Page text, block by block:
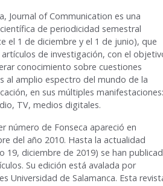
Journal of Communication es una
de periodicidad semestral
el 1 de diciembre y el 1 de junio), que
de investigación, con el
conocimiento sobre cuestiones
al amplio espectro del mundo de la
en sus múltiples manifestaciones:
TV, medios digitales.
número de Fonseca apareció en
del año 2010. Hasta la actualidad
19, diciembre de 2019) se han
Su edición está avalada por
Universidad de Salamanca. Esta